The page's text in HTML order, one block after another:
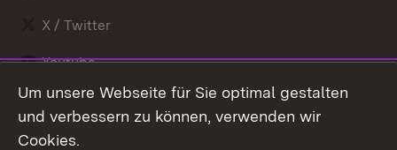
X / Twitter
Youtube
Impressum
Um unsere Webseite für Sie optimal gestalten
und verbessern zu können, verwenden wir
Cookies.